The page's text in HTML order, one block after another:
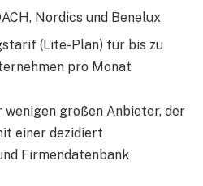
Nordics und Benelux
(Lite-Plan) für bis zu
pro Monat
wenigen großen Anbieter, der
einer dezidiert
Firmendatenbank